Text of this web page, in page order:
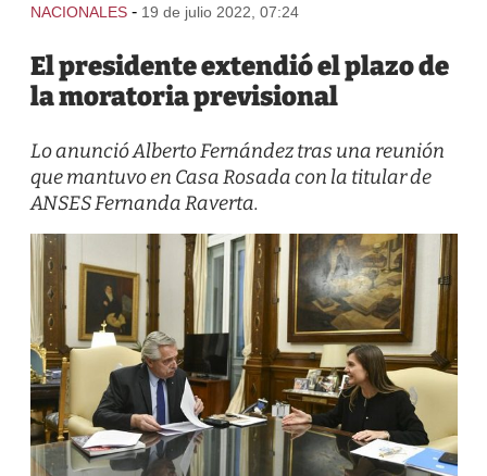
NACIONALES - 19 de julio 2022, 07:24
El presidente extendió el plazo de
la moratoria previsional
Lo anunció Alberto Fernández tras una reunión
que mantuvo en Casa Rosada con la titular de
ANSES Fernanda Raverta.